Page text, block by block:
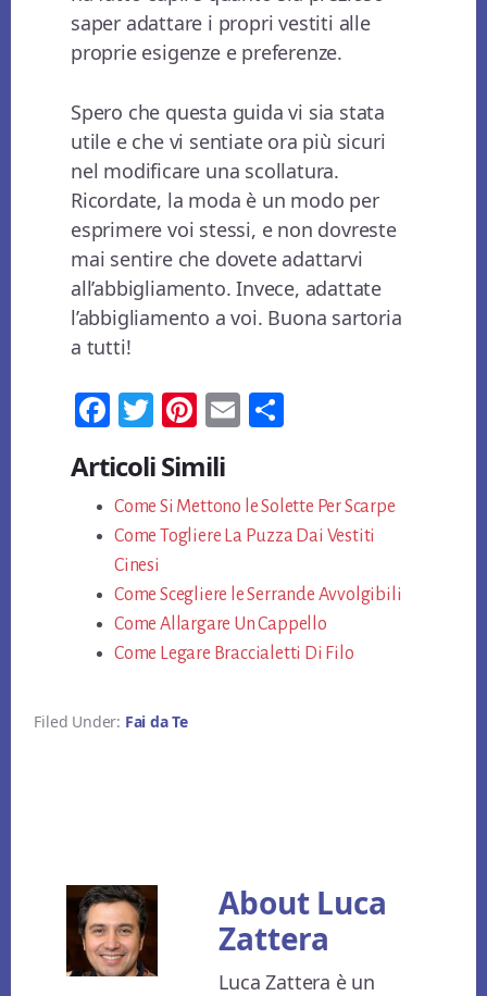
saper adattare i propri vestiti alle
proprie esigenze e preferenze.
Spero che questa guida vi sia stata
utile e che vi sentiate ora più sicuri
nel modificare una scollatura.
Ricordate, la moda è un modo per
esprimere voi stessi, e non dovreste
mai sentire che dovete adattarvi
all’abbigliamento. Invece, adattate
l’abbigliamento a voi. Buona sartoria
a tutti!
Fa
bo
ok
T
tt
er
Pi
er
es
t
E
vi
di
Articoli Simili
Come Si Mettono le Solette Per Scarpe
Come Togliere La Puzza Dai Vestiti
Cinesi
Come Scegliere le Serrande Avvolgibili
Come Allargare Un Cappello
Come Legare Braccialetti Di Filo
Filed Under: Fai da Te
About Luca
Zattera
Luca Zattera è un